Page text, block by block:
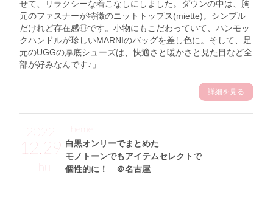
せて、リラクシーな着こなしにしました。ダウンの中は、胸
元のファスナーが特徴のニットトップス(miette)。シンプル
だけれど存在感◎です。小物にもこだわっていて、ハンモッ
クハンドルが珍しいMARNIのバッグを差し色に。そして、足
元のUGGの厚底シューズは、快適さと暖かさと見た目など全
部が好みなんです♪」
詳細を見る
12.29
Thu
白黒オンリーでまとめた
モノトーンでもアイテムセレクトで
個性的に！ ＠名古屋
Theme